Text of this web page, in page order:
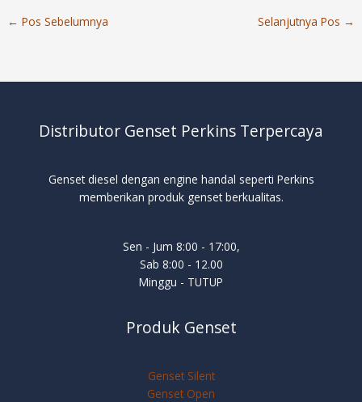
← Pos Sebelumnya Selanjutnya Pos →
Distributor Genset Perkins Terpercaya
Genset diesel dengan engine handal seperti Perkins
memberikan produk genset berkualitas.
Sen - Jum 8:00 - 17:00,
Sab 8:00 - 12.00
Minggu - TUTUP
Produk Genset
Genset Silent
Genset Open